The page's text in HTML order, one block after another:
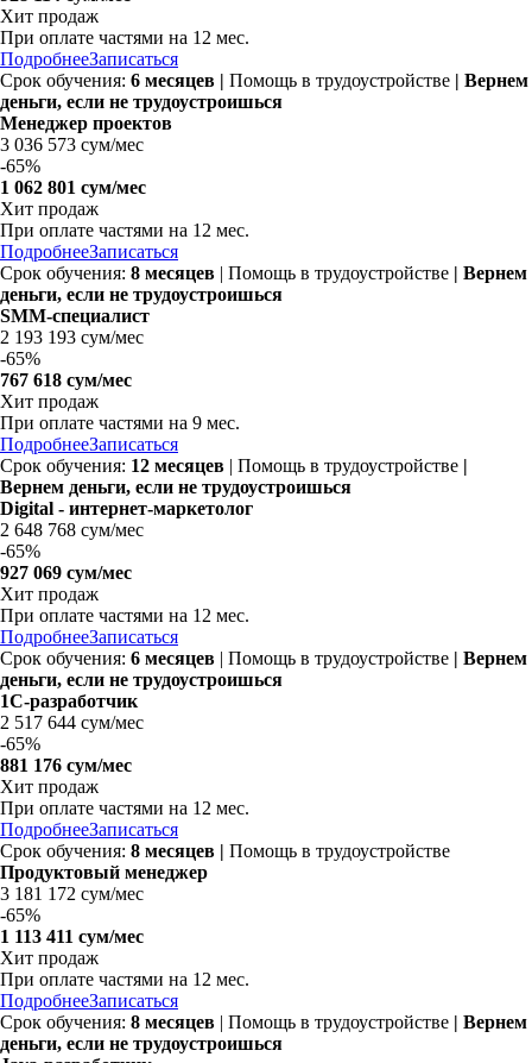
Хит продаж
При оплате частями на 12 мес.
ПодробнееЗаписаться
Срок обучения: 6 месяцев | Помощь в трудоустройстве | Вернем
деньги, если не трудоустроишься
Менеджер проектов
3 036 573 сум/мес
-65%
1 062 801 сум/мес
Хит продаж
При оплате частями на 12 мес.
ПодробнееЗаписаться
Срок обучения: 8 месяцев | Помощь в трудоустройстве | Вернем
деньги, если не трудоустроишься
SMM-специалист
2 193 193 сум/мес
-65%
767 618 сум/мес
Хит продаж
При оплате частями на 9 мес.
ПодробнееЗаписаться
Срок обучения: 12 месяцев | Помощь в трудоустройстве |
Вернем деньги, если не трудоустроишься
Digital - интернет-маркетолог
2 648 768 сум/мес
-65%
927 069 сум/мес
Хит продаж
При оплате частями на 12 мес.
ПодробнееЗаписаться
Срок обучения: 6 месяцев | Помощь в трудоустройстве | Вернем
деньги, если не трудоустроишься
1С-разработчик
2 517 644 сум/мес
-65%
881 176 сум/мес
Хит продаж
При оплате частями на 12 мес.
ПодробнееЗаписаться
Срок обучения: 8 месяцев | Помощь в трудоустройстве
Продуктовый менеджер
3 181 172 сум/мес
-65%
1 113 411 сум/мес
Хит продаж
При оплате частями на 12 мес.
ПодробнееЗаписаться
Срок обучения: 8 месяцев | Помощь в трудоустройстве | Вернем
деньги, если не трудоустроишься